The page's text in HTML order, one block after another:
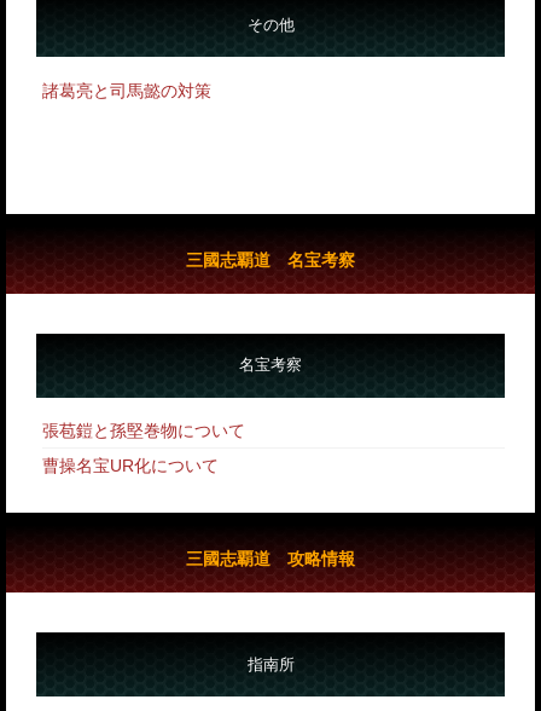
その他
諸葛亮と司馬懿の対策
三國志覇道 名宝考察
名宝考察
張苞鎧と孫堅巻物について
曹操名宝UR化について
三國志覇道 攻略情報
指南所